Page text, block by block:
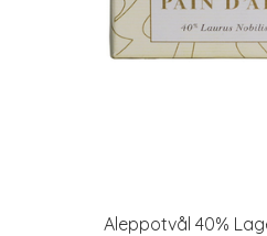
Aleppotvål 40%